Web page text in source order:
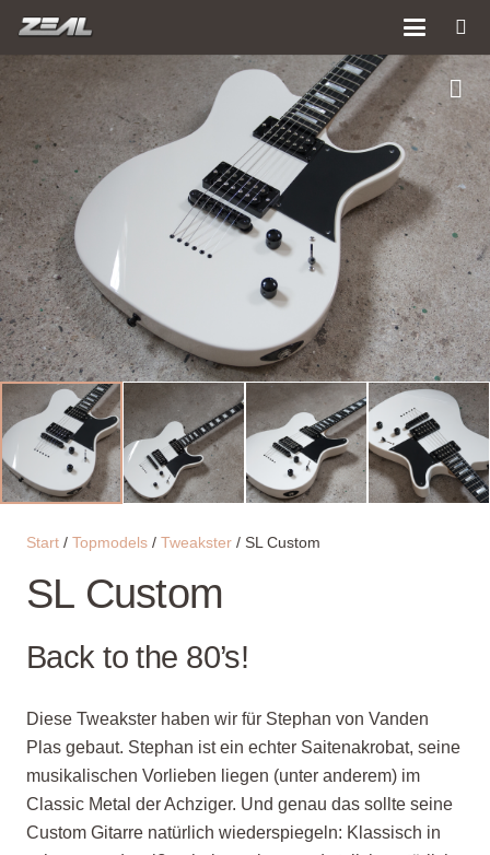
Start / Topmodels / Tweakster / SL Custom
SL Custom
Back to the 80’s!
Diese Tweakster haben wir für Stephan von Vanden
Plas gebaut. Stephan ist ein echter Saitenakrobat, seine
musikalischen Vorlieben liegen (unter anderem) im
Classic Metal der Achziger. Und genau das sollte seine
Custom Gitarre natürlich wiederspiegeln: Klassisch in